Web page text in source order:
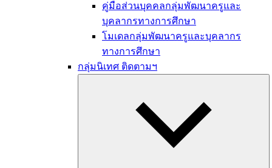
คู่มือส่วนบุคคลกลุ่มพัฒนาครูและ
บุคลากรทางการศึกษา
โมเดลกลุ่มพัฒนาครูและบุคลากร
ทางการศึกษา
กลุ่มนิเทศ ติดตามฯ